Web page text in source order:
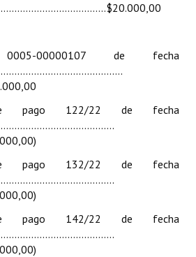
- Registro
ORGÁNICA
00000107 de fecha
pago 122/22 de fecha
pago 132/22 de fecha
pago 142/22 de fecha